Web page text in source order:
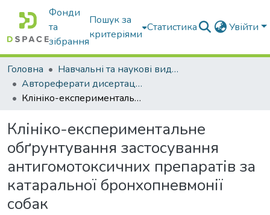
Фонди
та
зібрання
Пошук за
критеріями
Статистика Увійти
Головна
Навчальні та наукові видання
Автореферати дисертацій та дисертації
Клініко-експериментальне обґрунтування застосування антигомотоксичних препаратів за катаральної бронхопневмонії собак
Клініко-експериментальне
обґрунтування застосування
антигомотоксичних препаратів за
катаральної бронхопневмонії
собак